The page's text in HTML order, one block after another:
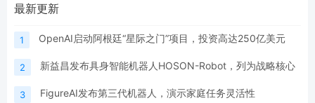
最新更新
1 OpenAI启动阿根廷“星际之门”项目，投资高达250亿美元
2 新益昌发布具身智能机器人HOSON-Robot，列为战略核心
3 FigureAI发布第三代机器人，演示家庭任务灵活性